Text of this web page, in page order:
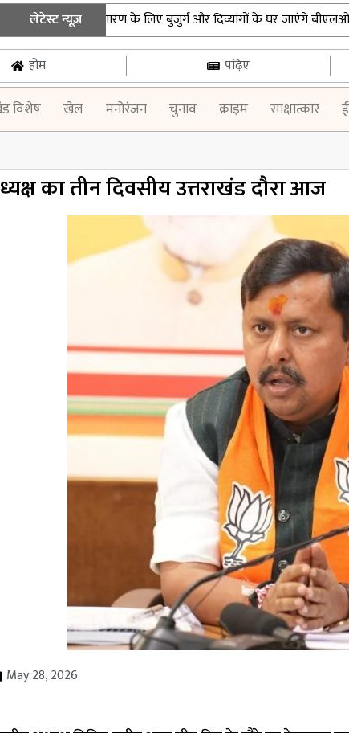
लेटेस्ट न्यूज़
नोटिस के निस्तारण के लिए बुजुर्ग और दिव्यांगों के घर जाएंगे बीएलओ |
होम पढ़िए
विशेष खेल मनोरंजन चुनाव क्राइम साक्षात्कार
का तीन दिवसीय उत्तराखंड दौरा आज
May 28, 2026